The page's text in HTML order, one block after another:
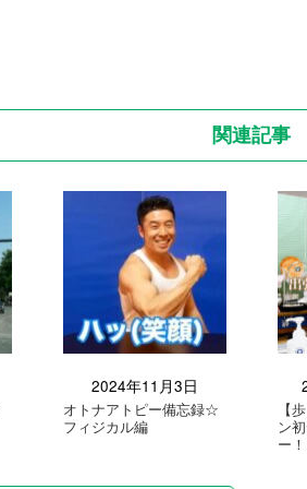
関連記事
2024年11月3日
オトナアトピー備忘録☆
フィジカル編
【
ン
ー！